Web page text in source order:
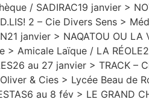
/ SADIRAC19 janvier >
2 – Cie Divers Sens >
janvier > NAQATOU OU
Amicale Laïque / LA
au 27 janvier > TRACK –
& Cies > Lycée Beau de
au 8 fév > LE GRAND